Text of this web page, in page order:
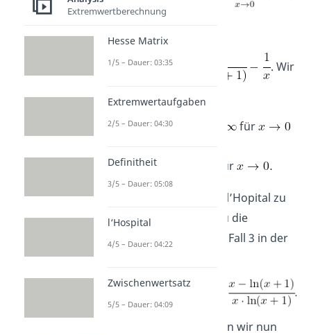
Gesucht wird
. Wir
für
für
Um den Grenzwert mit l’Hopital zu
berechnen, brauchst du die
Transformation gemäß Fall 3 in der
Zähler und Nenner leiten wir nun
Extremwertberechnung
Hesse Matrix
1/5 – Dauer: 03:35
Extremwertaufgaben
2/5 – Dauer: 04:30
Definitheit
3/5 – Dauer: 05:08
l‘Hospital
4/5 – Dauer: 04:22
Zwischenwertsatz
5/5 – Dauer: 04:09